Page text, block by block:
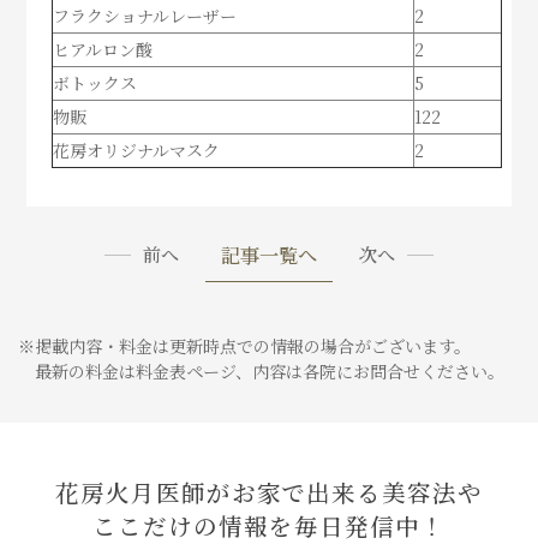
フラクショナルレーザー
2
ヒアルロン酸
2
ボトックス
5
物販
122
花房オリジナルマスク
2
前へ 記事一覧へ 次へ
※掲載内容・料金は更新時点での情報の場合がございます。
最新の料金は料金表ページ、内容は各院にお問合せください。
花房火月医師がお家で出来る美容法や
ここだけの情報を毎日発信中！